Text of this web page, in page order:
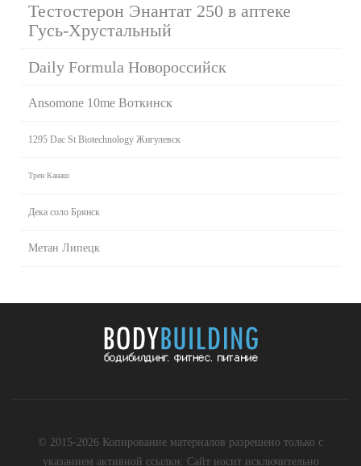
Тестостерон Энантат 250 в аптеке
Гусь-Хрустальный
Daily Formula Новороссийск
Ansomone 10me Воткинск
1295 Dac St Biotechnology Жигулевск
Трен Канаш
Дека соло Брянск
Метан Липецк
© 2015-2026 Копирование материалов разрешено только с
указанием активной ссылки. Сайт носит исключительно